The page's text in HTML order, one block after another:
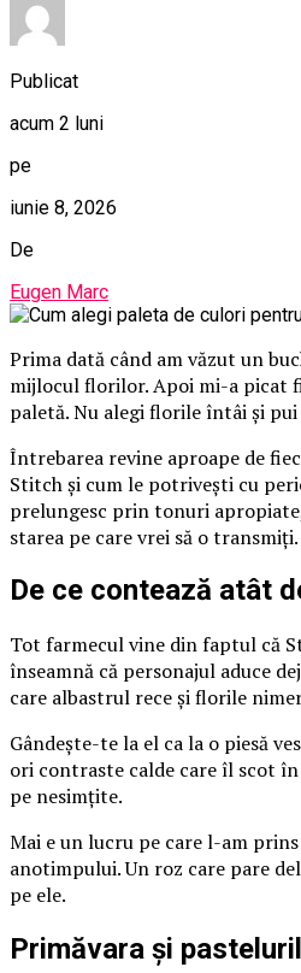
Publicat
acum 2 luni
pe
iunie 8, 2026
De
Eugen Marc
Prima dată când am văzut un
mijlocul florilor. Apoi mi-a picat
paletă. Nu alegi florile întâi și
Întrebarea revine aproape de
Stitch și cum le potrivești cu
prelungesc prin tonuri
starea pe care vrei să o
De ce contează atât
Tot farmecul vine din faptul că
înseamnă că personajul aduce
care albastrul rece și florile
Gândește-te la el ca la o piesă
ori contraste calde care îl scot
pe nesimțite.
Mai e un lucru pe care l-am
anotimpului. Un roz care pare
pe ele.
Primăvara și